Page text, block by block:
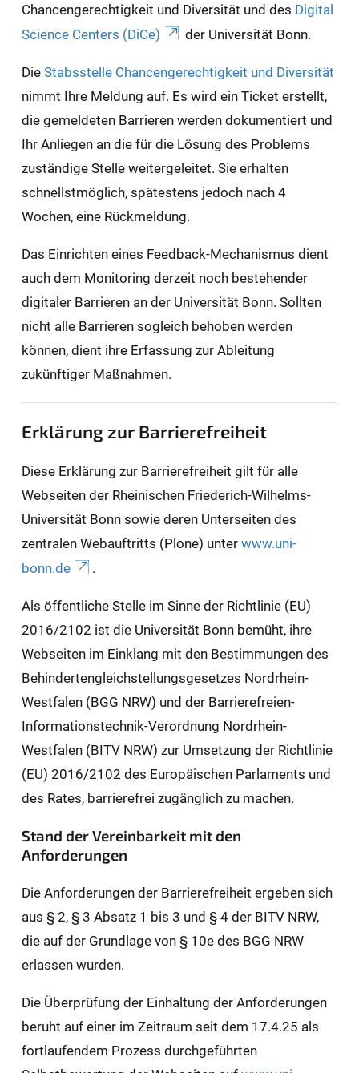
Chancengerechtigkeit und Diversität und des Digital
Science Centers (DiCe)
der Universität Bonn.
Die Stabsstelle Chancengerechtigkeit und Diversität
nimmt Ihre Meldung auf. Es wird ein Ticket erstellt,
die gemeldeten Barrieren werden dokumentiert und
Ihr Anliegen an die für die Lösung des Problems
zuständige Stelle weitergeleitet. Sie erhalten
schnellstmöglich, spätestens jedoch nach 4
Wochen, eine Rückmeldung.
Das Einrichten eines Feedback-Mechanismus dient
auch dem Monitoring derzeit noch bestehender
digitaler Barrieren an der Universität Bonn. Sollten
nicht alle Barrieren sogleich behoben werden
können, dient ihre Erfassung zur Ableitung
zukünftiger Maßnahmen.
Erklärung zur Barrierefreiheit
Diese Erklärung zur Barrierefreiheit gilt für alle
Webseiten der Rheinischen Friederich-Wilhelms-
Universität Bonn sowie deren Unterseiten des
zentralen Webauftritts (Plone) unter www.uni-
bonn.de
.
Als öffentliche Stelle im Sinne der Richtlinie (EU)
2016/2102 ist die Universität Bonn bemüht, ihre
Webseiten im Einklang mit den Bestimmungen des
Behindertengleichstellungsgesetzes Nordrhein-
Westfalen (BGG NRW) und der Barrierefreien-
Informationstechnik-Verordnung Nordrhein-
Westfalen (BITV NRW) zur Umsetzung der Richtlinie
(EU) 2016/2102 des Europäischen Parlaments und
des Rates, barrierefrei zugänglich zu machen.
Stand der Vereinbarkeit mit den
Anforderungen
Die Anforderungen der Barrierefreiheit ergeben sich
aus § 2, § 3 Absatz 1 bis 3 und § 4 der BITV NRW,
die auf der Grundlage von § 10e des BGG NRW
erlassen wurden.
Die Überprüfung der Einhaltung der Anforderungen
beruht auf einer im Zeitraum seit dem 17.4.25 als
fortlaufendem Prozess durchgeführten